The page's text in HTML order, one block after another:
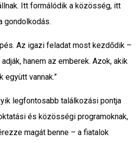
Itt formálódik a közösség, itt
gondolkodás.
Az igazi feladat most kezdődik –
hanem az emberek. Azok, akik
együtt vannak.”
legfontosabb találkozási pontja
és közösségi programoknak,
magát benne – a fiatalok